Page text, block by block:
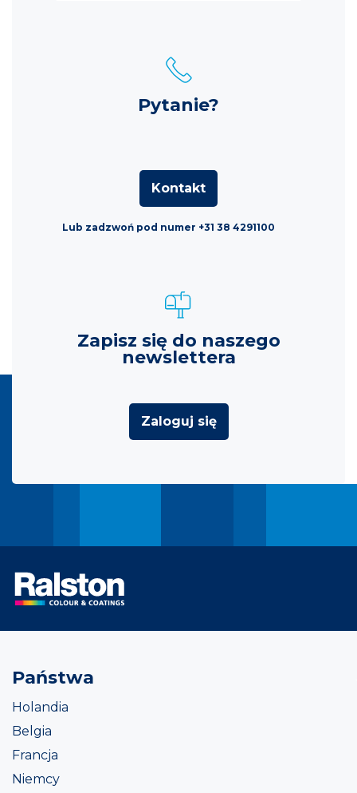
Pytanie?
Kontakt
Lub zadzwoń pod numer +31 38 4291100
Zapisz się do naszego
newslettera
Zaloguj się
Państwa
Holandia
Belgia
Francja
Niemcy